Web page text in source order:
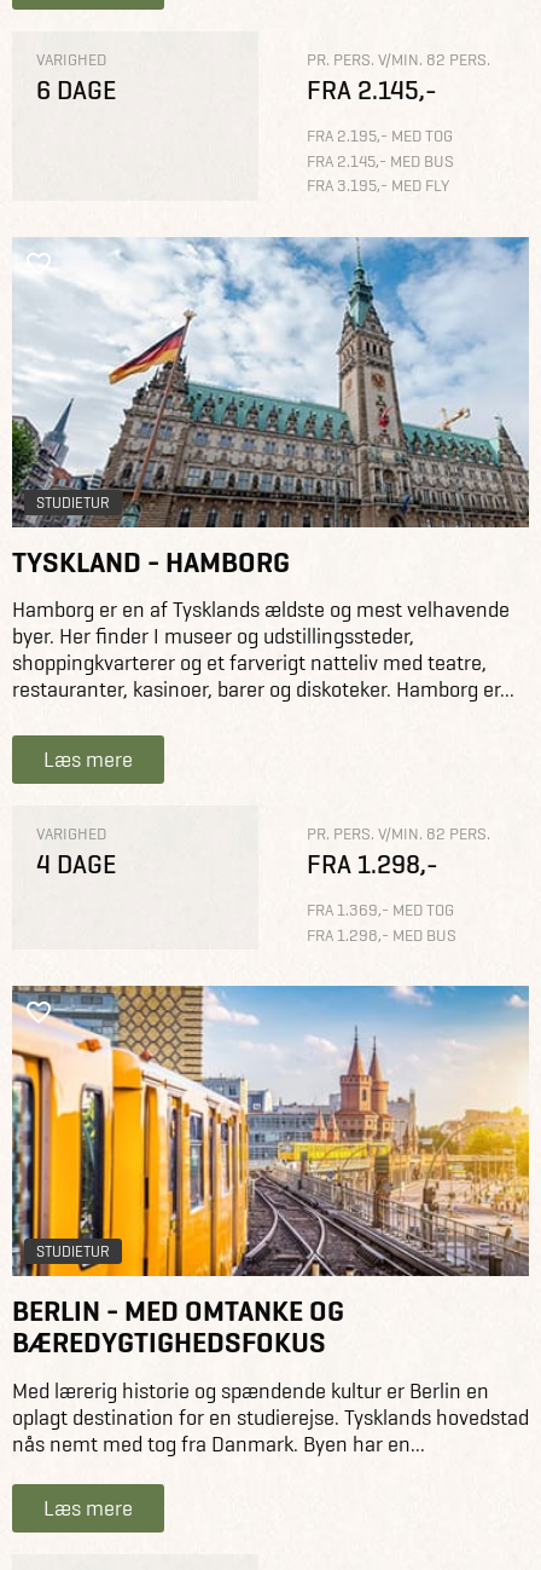
VARIGHED
6 DAGE
PR. PERS. V/MIN. 82 PERS.
FRA 2.145,-
FRA 2.195,- MED TOG
FRA 2.145,- MED BUS
FRA 3.195,- MED FLY
STUDIETUR
TYSKLAND - HAMBORG
Hamborg er en af Tysklands ældste og mest velhavende
byer. Her finder I museer og udstillingssteder,
shoppingkvarterer og et farverigt natteliv med teatre,
restauranter, kasinoer, barer og diskoteker. Hamborg er...
Læs mere
VARIGHED
4 DAGE
PR. PERS. V/MIN. 82 PERS.
FRA 1.298,-
FRA 1.369,- MED TOG
FRA 1.298,- MED BUS
STUDIETUR
BERLIN - MED OMTANKE OG
BÆREDYGTIGHEDSFOKUS
Med lærerig historie og spændende kultur er Berlin en
oplagt destination for en studierejse. Tysklands hovedstad
nås nemt med tog fra Danmark. Byen har en...
Læs mere